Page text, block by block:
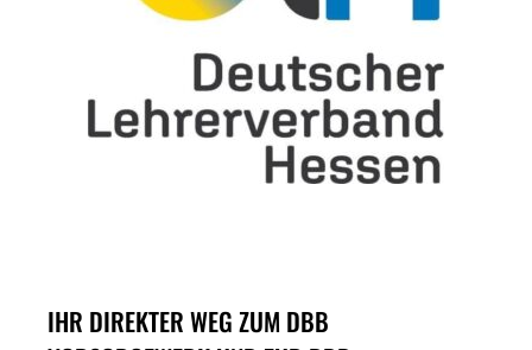
IHR DIREKTER WEG ZUM DBB